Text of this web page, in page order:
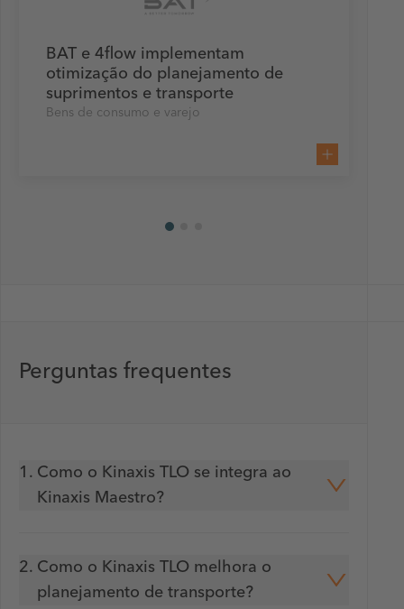
BAT e 4flow implementam
otimização do planejamento de
suprimentos e transporte
Bens de consumo e varejo
Perguntas frequentes
1. Como o Kinaxis TLO se integra ao
Kinaxis Maestro?
2. Como o Kinaxis TLO melhora o
planejamento de transporte?